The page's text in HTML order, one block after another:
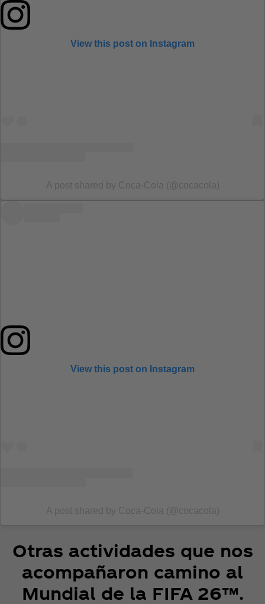
View this post on Instagram
A post shared by Coca‑Cola (@cocacola)
View this post on Instagram
A post shared by Coca‑Cola (@cocacola)
Otras actividades que nos
acompañaron camino al
Mundial de la FIFA 26™.